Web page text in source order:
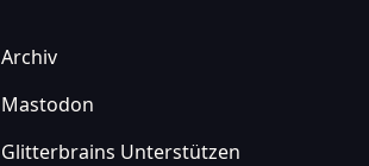
Archiv
Mastodon
Glitterbrains Unterstützen